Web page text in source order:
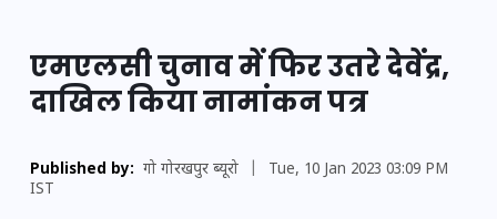
एमएलसी चुनाव में फिर उतरे देवेंद्र,
दाखिल किया नामांकन पत्र
Published by: गो गोरखपुर ब्यूरो
Tue, 10 Jan 2023 03:09 PM
IST